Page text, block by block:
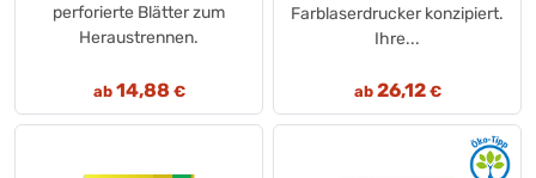
perforierte Blätter zum
Heraustrennen.
ab 14,88 €
Farblaserdrucker konzipiert.
Ihre...
ab 26,12€